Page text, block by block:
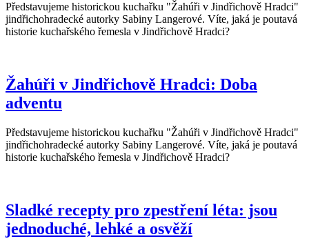
Představujeme historickou kuchařku "Žahúři v Jindřichově Hradci"
jindřichohradecké autorky Sabiny Langerové. Víte, jaká je poutavá
historie kuchařského řemesla v Jindřichově Hradci?
Žahúři v Jindřichově Hradci: Doba
adventu
Představujeme historickou kuchařku "Žahúři v Jindřichově Hradci"
jindřichohradecké autorky Sabiny Langerové. Víte, jaká je poutavá
historie kuchařského řemesla v Jindřichově Hradci?
Sladké recepty pro zpestření léta: jsou
jednoduché, lehké a osvěží